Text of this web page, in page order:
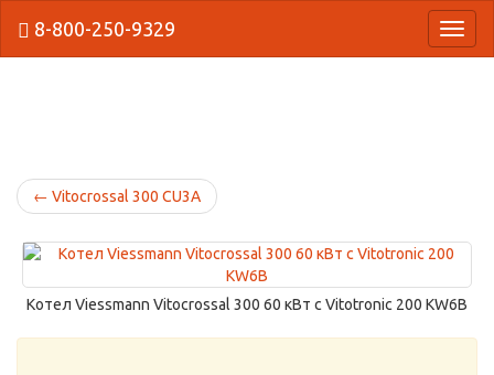
8-800-250-9329
← Vitocrossal 300 CU3A
Котел Viessmann Vitocrossal 300 60 кВт с Vitotronic 200 KW6B